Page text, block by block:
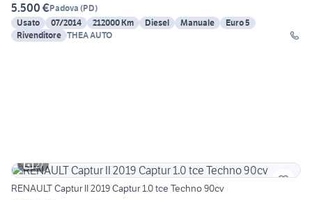
5.500 €Padova (PD)
Usato
07/2014 212000 Km Diesel Manuale
Euro 5
Rivenditore THEA AUTO
27
RENAULT Captur II 2019 Captur 1.0 tce Techno 90cv